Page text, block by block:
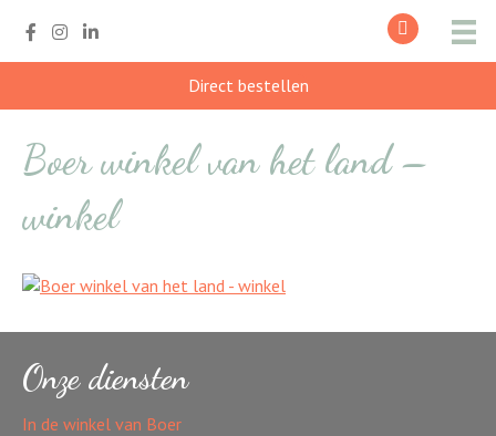
Direct bestellen
Boer winkel van het land –
winkel
Onze diensten
In de winkel van Boer